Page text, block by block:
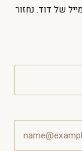
של דוד. נחזור